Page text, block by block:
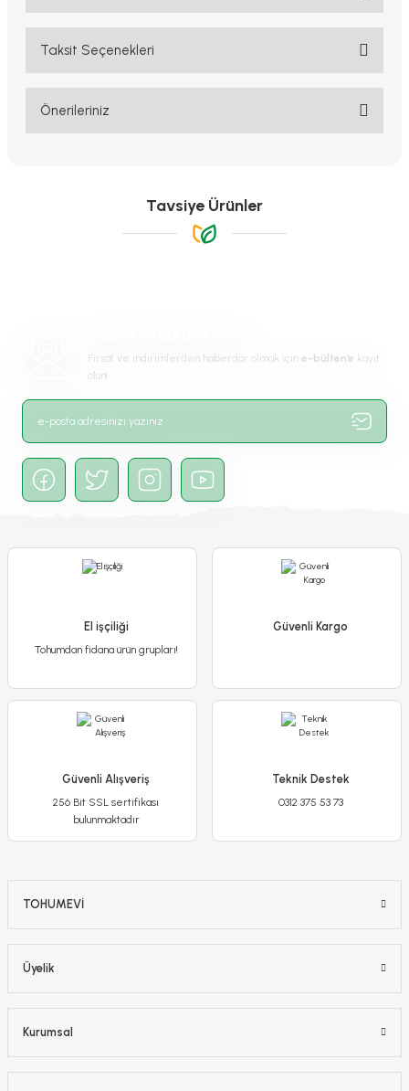
Bu ürüne ilk yorumu siz yapın!
Taksit Seçenekleri
Önerileriniz
Görüş ve önerileriniz için teşekkür ederiz.
Ürün resmi kalitesiz, bozuk veya görüntülenemiyor.
Gönder
Tavsiye Ürünler
65,00 TL
Sepete Ekle
Fırsat ve indirimlerden haberdar olmak için e-bülten’e kayıt
olun!
El işçiliği
Tohumdan fidana ürün grupları!
Güvenli Kargo
Güvenli Alışveriş
256 Bit SSL sertifikası
bulunmaktadır
Teknik Destek
0312 375 53 73
TOHUMEVİ
Üyelik
Kurumsal